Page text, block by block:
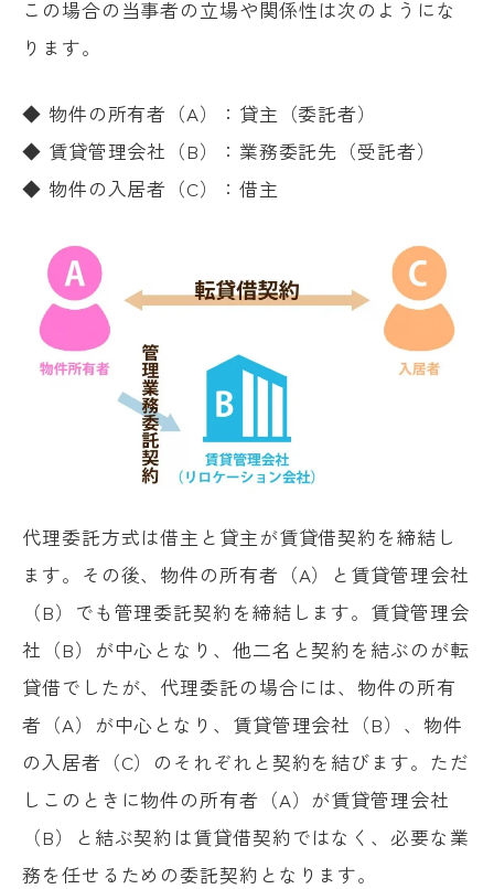
この場合の当事者の立場や関係性は次のようにな
ります。
◆ 物件の所有者（A）：貸主（委託者）
◆ 賃貸管理会社（B）：業務委託先（受託者）
◆ 物件の入居者（C）：借主
代理委託方式は借主と貸主が賃貸借契約を締結し
ます。その後、物件の所有者（A）と賃貸管理会社
（B）でも管理委託契約を締結します。賃貸管理会
社（B）が中心となり、他二名と契約を結ぶのが転
貸借でしたが、代理委託の場合には、物件の所有
者（A）が中心となり、賃貸管理会社（B）、物件
の入居者（C）のそれぞれと契約を結びます。ただ
しこのときに物件の所有者（A）が賃貸管理会社
（B）と結ぶ契約は賃貸借契約ではなく、必要な業
務を任せるための委託契約となります。